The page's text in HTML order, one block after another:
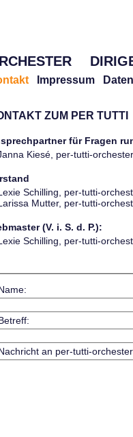
Impressum
ZUM PER TUTTI
für Fragen
Kiesé, per-tutti-
Schilling, per-tutti-
Mutter, per-tutti-
(V. i. S. d. P.):
Schilling, per-tutti-
an per-tutti-